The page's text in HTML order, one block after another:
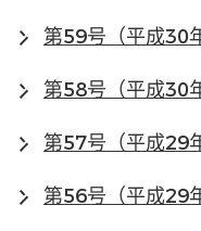
第59号（平成30
第58号（平成30
第57号（平成29
第56号（平成29